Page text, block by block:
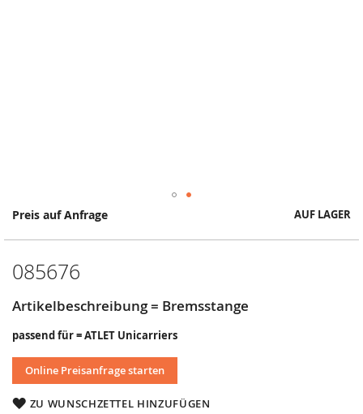
Preis auf Anfrage AUF LAGER
085676
Artikelbeschreibung = Bremsstange
passend für = ATLET Unicarriers
Online Preisanfrage starten
ZU WUNSCHZETTEL HINZUFÜGEN
Springe
Anfang
Bildergalerie